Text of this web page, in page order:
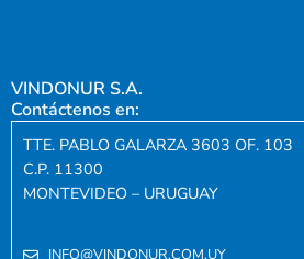
VINDONUR S.A.
Contáctenos en:
TTE. PABLO GALARZA 3603 OF. 103
C.P. 11300
MONTEVIDEO – URUGUAY
INFO@VINDONUR.COM.UY